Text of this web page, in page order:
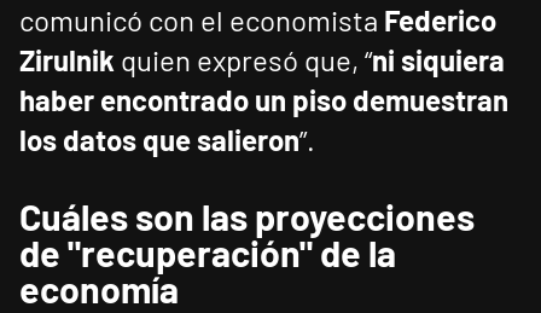
comunicó con el economista Federico
Zirulnik quien expresó que, “ni siquiera
haber encontrado un piso demuestran
los datos que salieron”.
Cuáles son las proyecciones
de "recuperación" de la
economía